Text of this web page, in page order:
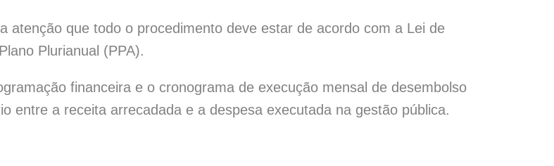
atenção que todo o procedimento deve estar de acordo com a Lei de
Plurianual (PPA).
financeira e o cronograma de execução mensal de desembolso
entre a receita arrecadada e a despesa executada na gestão pública.